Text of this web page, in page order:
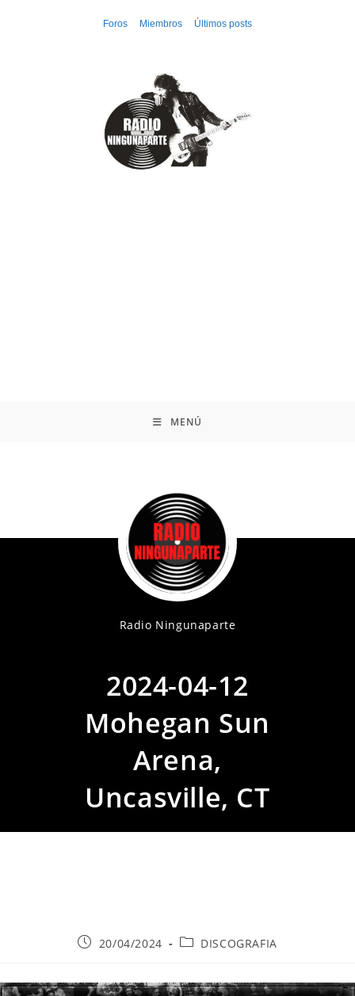
Foros Miembros Últimos posts
MENÚ
Radio Ningunaparte
2024-04-12
Mohegan Sun
Arena,
Uncasville, CT
Publicación
entrada:
20/04/2024
Categoría
entrada:
DISCOGRAFIA